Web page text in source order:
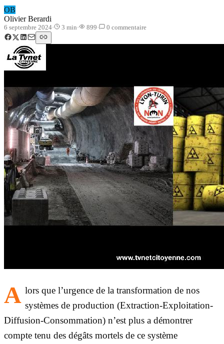
OB
Olivier Berardi
6 septembre 2024· 3 min· 899· 0 commentaire
A lors que l’urgence de la transformation de nos
systèmes de production (Extraction-Exploitation-
Diffusion-Consommation) n’est plus a démontrer
compte tenu des dégâts mortels de ce système